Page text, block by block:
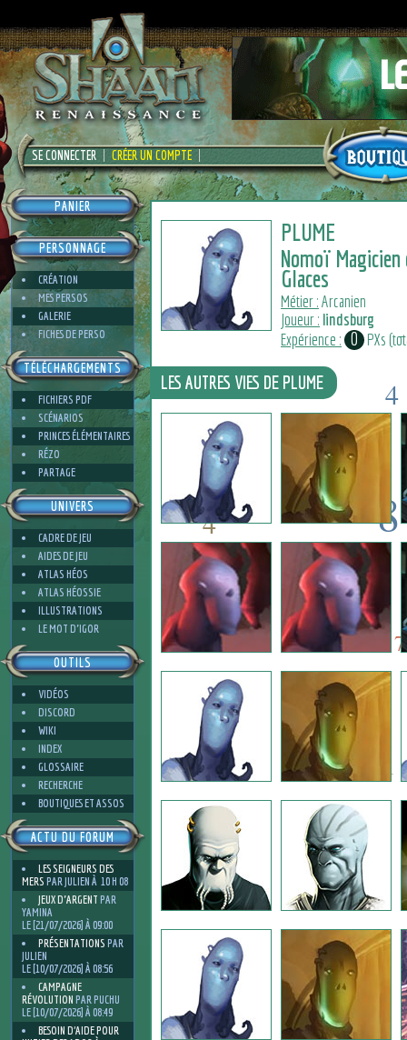
SE CONNECTER CRÉER UN COMPTE
PANIER
PERSONNAGE
CRÉATION
MES PERSOS
GALERIE
FICHES DE PERSO
TÉLÉCHARGEMENTS
FICHIERS PDF
SCÉNARIOS
PRINCES ÉLÉMENTAIRES
RÉZO
PARTAGE
UNIVERS
CADRE DE JEU
AIDES DE JEU
ATLAS HÉOS
ATLAS HÉOSSIE
ILLUSTRATIONS
LE MOT D'IGOR
OUTILS
VIDÉOS
DISCORD
WIKI
INDEX
GLOSSAIRE
RECHERCHE
BOUTIQUES ET ASSOS
ACTU DU FORUM
LES SEIGNEURS DES
MERS PAR JULIEN À 10 H 08
JEUX D'ARGENT PAR
YAMINA
LE [21/07/2026] À 09:00
PRÉSENTATIONS PAR
JULIEN
LE [10/07/2026] À 08:56
CAMPAGNE
RÉVOLUTION PAR PUCHU
LE [10/07/2026] À 08:49
BESOIN D’AIDE POUR
PLUME
Nomoï Magicien
Glaces
Métier :Arcanien
Joueur : lindsburg
Expérience : 0 PXs
7
8
5
8
5
1
4
4
1
4
LES AUTRES VIES DE PLUME